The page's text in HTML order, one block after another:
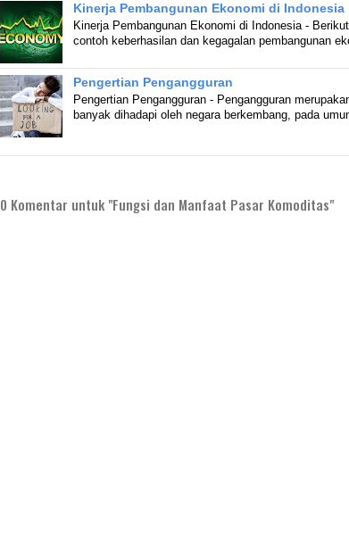
Kinerja Pembangunan Ekonomi di Indonesia
Kinerja Pembangunan Ekonomi di Indonesia -
contoh keberhasilan dan kegagalan pembangunan
Pengertian Pengangguran
Pengertian Pengangguran - Pengangguran
banyak dihadapi oleh negara berkembang, pada
0 Komentar untuk "Fungsi dan Manfaat Pasar Komoditas"